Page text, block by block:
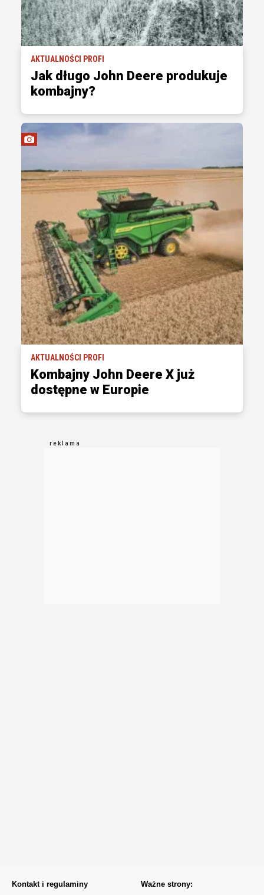
AKTUALNOŚCI PROFI
Jak długo John Deere produkuje
kombajny?
AKTUALNOŚCI PROFI
Kombajny John Deere X już
dostępne w Europie
Kontakt i regulaminy
Ważne strony: